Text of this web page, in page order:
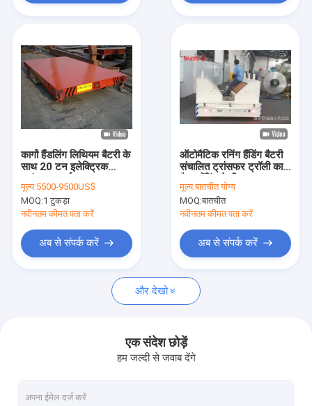
वीडियो
हमारे बारे में
फ़ैक्टरी टूर
गुणवत्ता नियंत्रण
समाचार
मामले
सिंगल गर्डर ओवरहेड क्रेन
हाइड्रोलिक कैंची उठाने की मेज
सिंगल गर्डर गैन्ट्री क्रेन
कार्गो हैंडलिंग लिथियम बैटरी के
साथ 20 टन इलेक्ट्रिक
मूल्य:5500-9500US$
MOQ:1 टुकड़ा
नवीनतम कीमत पता करें
अब से संपर्क करें
ऑटोमैटिक रनिंग हैंडिंग बैटरी
संचालित ट्रांसफर ट्रॉली कार्ट
बैरल हैंडिंग के लिए 30 टन
स्टील रेल
मूल्य:बातचीत योग्य
MOQ:बातचीत
नवीनतम कीमत पता करें
अब से संपर्क करें
और देखो
एक संदेश छोड़ें
हम जल्दी से जवाब देंगे